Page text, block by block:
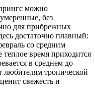
можно
без
для прибрежных
достаточно плавный:
со средним
теплое время приходится
в среднем до
любителям тропической
свежесть и